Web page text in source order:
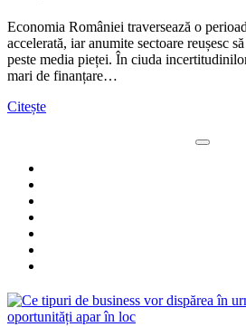
Economia României traversează o
accelerată, iar anumite sectoare reușesc
peste media pieței. În ciuda
mari de finanțare…
Citește